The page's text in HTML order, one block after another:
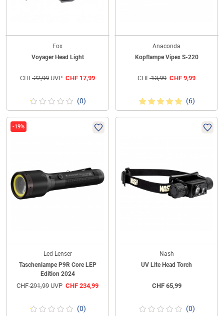
Fox
Voyager Head Light
CHF22,99 UVP CHF 17,99
(0)
Anaconda
Kopflampe Vipex S-220
CHF13,99 CHF 9,99
(6)
-19%
Led Lenser
Taschenlampe P9R Core LEP
Edition 2024
CHF291,99 UVP CHF 234,99
(0)
Nash
UV Lite Head Torch
CHF65,99
(0)